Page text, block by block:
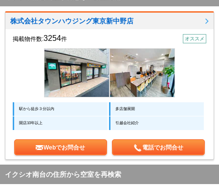
株式会社タウンハウジング東京新中野店
掲載物件数:3254件 オススメ
駅から徒歩３分以内 多店舗展開
開店10年以上 引越会社紹介
Webでお問合せ 電話でお問合せ
イクシオ南台の住所から空室を再検索